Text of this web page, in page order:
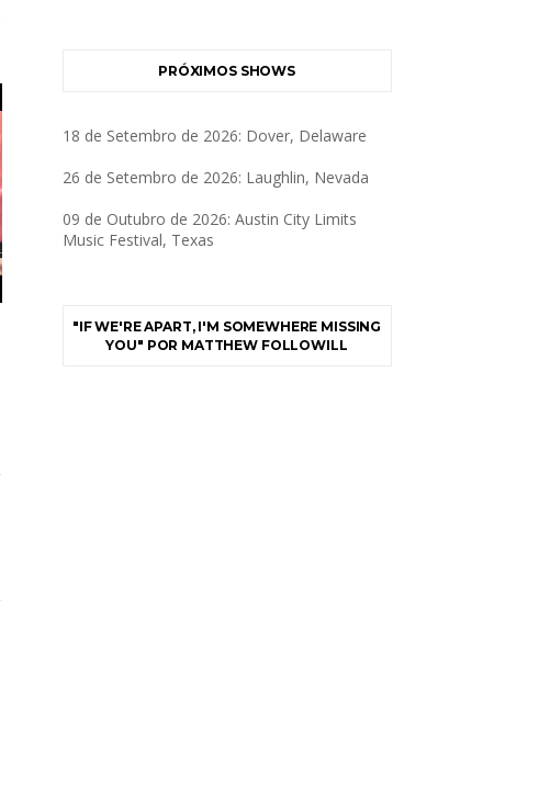
PRÓXIMOS SHOWS
18 de Setembro de 2026: Dover, Delaware
26 de Setembro de 2026: Laughlin, Nevada
09 de Outubro de 2026: Austin City Limits
Music Festival, Texas
"IF WE'RE APART, I'M SOMEWHERE MISSING
YOU" POR MATTHEW FOLLOWILL